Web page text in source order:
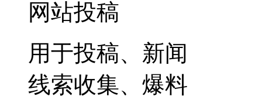
网站投稿
用于投稿、新闻
线索收集、爆料